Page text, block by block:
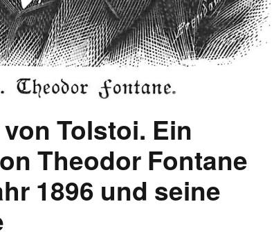
Tolstoi. Ein
Theodor Fontane
1896 und seine